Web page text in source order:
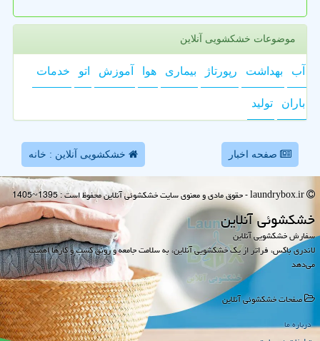
موضوعات خشکشویی آنلاین
آب بهداشت رپورتاژ بیماری هوا آموزش اتو خدمات
باران تولید
صفحه اخبار خشکشویی آنلاین : خانه
خشكشوئی آنلاین
سفارش خشکشویی آنلاین
لاندری باکس، فراتر از یک خشکشویی آنلاین، به سلامت جامعه و رونق کسب و کارها اهمیت
می‌دهد
صفحات خشكشوئی آنلاین
درباره ما